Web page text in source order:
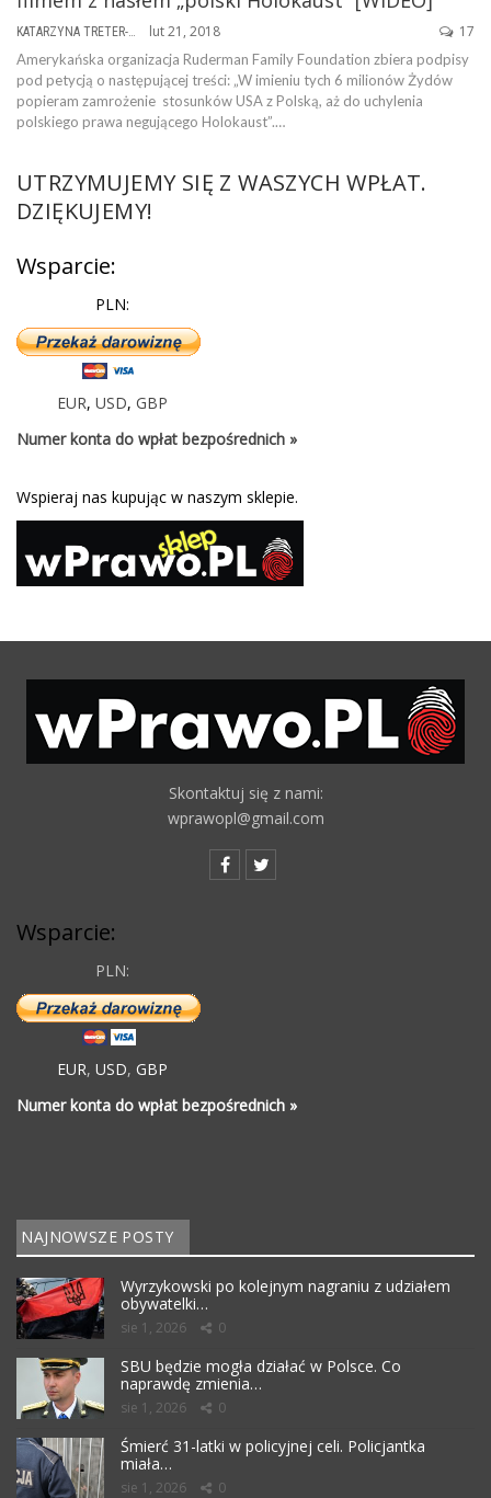
KATARZYNA TRETER-SIERPIŃSKA lut 21, 2018 17
Amerykańska organizacja Ruderman Family Foundation zbiera podpisy
pod petycją o następującej treści: „W imieniu tych 6 milionów Żydów
popieram zamrożenie stosunków USA z Polską, aż do uchylenia
polskiego prawa negującego Holokaust”.…
UTRZYMUJEMY SIĘ Z WASZYCH WPŁAT.
DZIĘKUJEMY!
Wsparcie:
PLN:
EUR, USD, GBP
Numer konta do wpłat bezpośrednich »
Wspieraj nas kupując w naszym sklepie.
Skontaktuj się z nami:
wprawopl@gmail.com
Wsparcie:
PLN:
EUR, USD, GBP
Numer konta do wpłat bezpośrednich »
NAJNOWSZE POSTY
Wyrzykowski po kolejnym nagraniu z udziałem
obywatelki…
sie 1, 2026 0
SBU będzie mogła działać w Polsce. Co
naprawdę zmienia…
sie 1, 2026 0
Śmierć 31-latki w policyjnej celi. Policjantka
miała…
sie 1, 2026 0